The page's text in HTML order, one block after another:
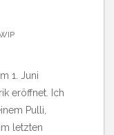
1. Juni
eröffnet. Ich
Pulli,
letzten